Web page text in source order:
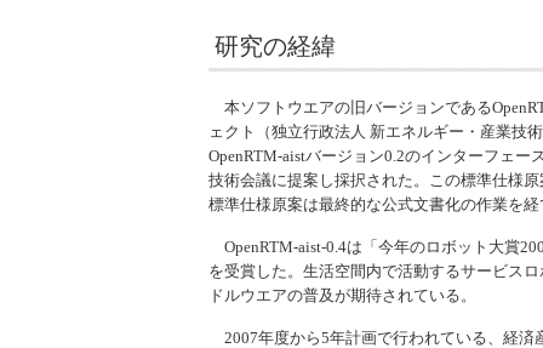
研究の経緯
本ソフトウエアの旧バージョンである
ェクト（独立行政法人 新エネルギー・産業技
OpenRTM-aistバージョン0.2のインターフェー
技術会議に提案し採択された。この標準仕様
標準仕様原案は最終的な公式文書化の作業を
OpenRTM-aist-0.4は「今年のロボット大賞
を受賞した。生活空間内で活動するサービス
ドルウエアの普及が期待されている。
2007年度から5年計画で行われている、経済